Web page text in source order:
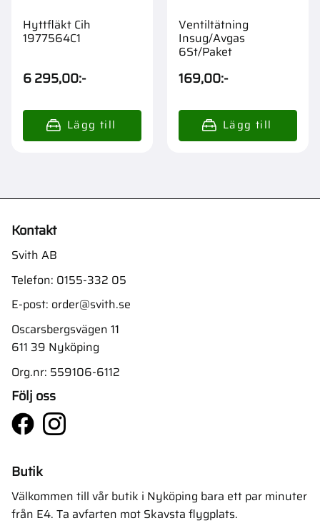
Hyttfläkt Cih
1977564C1
6 295,00:-
Ventiltätning
Insug/Avgas
6St/Paket
169,00:-
Kontakt
Svith AB
Telefon: 0155-332 05
E-post: order@svith.se
Oscarsbergsvägen 11
611 39 Nyköping
Org.nr: 559106-6112
Följ oss
Butik
Välkommen till vår butik i Nyköping bara ett par minuter
från E4. Ta avfarten mot Skavsta flygplats.